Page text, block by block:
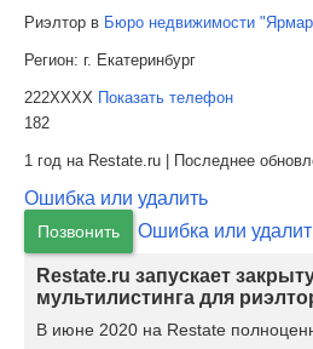
Риэлтор в Бюро недвижимости
Регион: г. Екатеринбург
222XXXX Показать телефон
182
1 год на Restate.ru | Последнее
Ошибка или удалить
Позвонить Ошибка или
Restate.ru запускает
мультилистинга для
В июне 2020 на Restate